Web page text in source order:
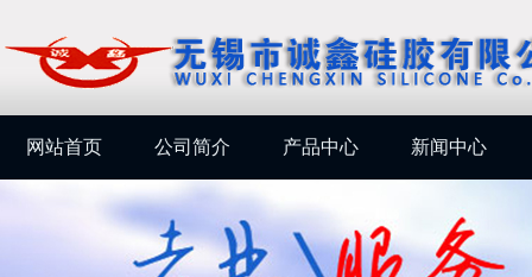
网站首页 公司简介 产品中心 新闻中心